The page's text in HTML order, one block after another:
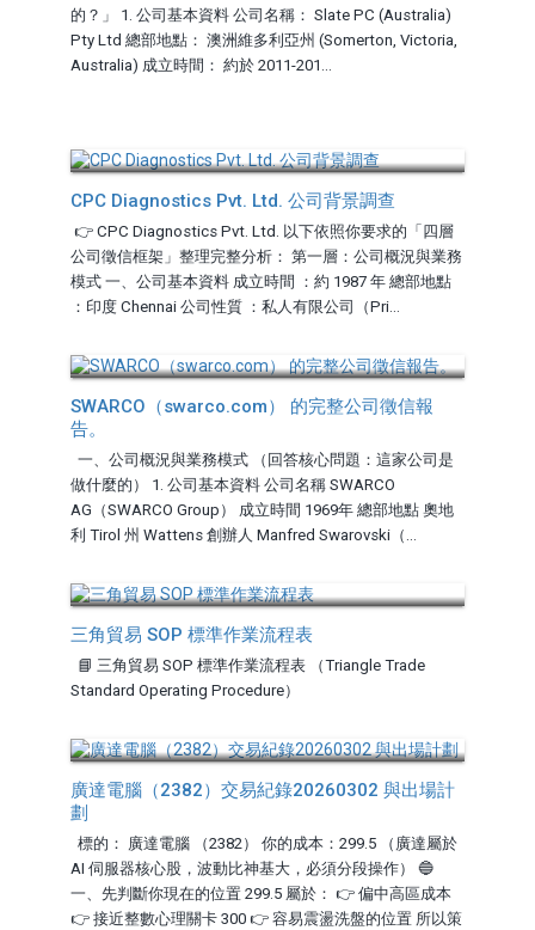
的？」 1. 公司基本資料 公司名稱： Slate PC (Australia)
Pty Ltd 總部地點： 澳洲維多利亞州 (Somerton, Victoria,
Australia) 成立時間： 約於 2011-201...
CPC Diagnostics Pvt. Ltd. 公司背景調查
👉 CPC Diagnostics Pvt. Ltd. 以下依照你要求的「四層
公司徵信框架」整理完整分析： 第一層：公司概況與業務
模式 一、公司基本資料 成立時間 ：約 1987 年 總部地點
：印度 Chennai 公司性質 ：私人有限公司（Pri...
SWARCO（swarco.com） 的完整公司徵信報
告。
一、公司概況與業務模式 （回答核心問題：這家公司是
做什麼的） 1. 公司基本資料 公司名稱 SWARCO
AG（SWARCO Group） 成立時間 1969年 總部地點 奧地
利 Tirol 州 Wattens 創辦人 Manfred Swarovski（...
三角貿易 SOP 標準作業流程表
📘 三角貿易 SOP 標準作業流程表 （Triangle Trade
Standard Operating Procedure）
廣達電腦（2382）交易紀錄20260302 與出場計
劃
標的： 廣達電腦 （2382） 你的成本：299.5 （廣達屬於
AI 伺服器核心股，波動比神基大，必須分段操作） 🔵
一、先判斷你現在的位置 299.5 屬於： 👉 偏中高區成本
👉 接近整數心理關卡 300 👉 容易震盪洗盤的位置 所以策